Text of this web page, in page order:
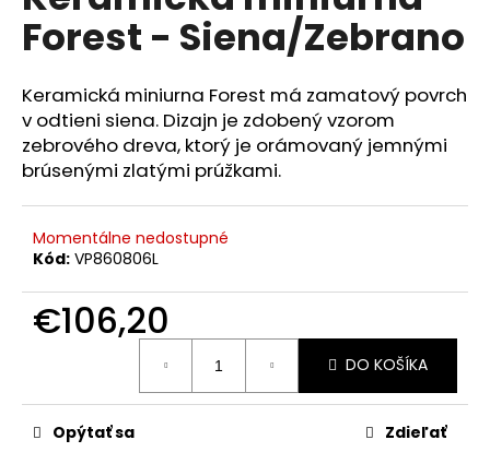
0,0
hviezdičiek.
Forest - Siena/Zebrano
Keramická miniurna Forest má zamatový povrch
v odtieni siena. Dizajn je zdobený vzorom
zebrového dreva, ktorý je orámovaný jemnými
brúsenými zlatými prúžkami.
Momentálne nedostupné
Kód: VP860806L
€106,20
DO KOŠÍKA
Opýtať sa Zdieľať
á
j
s
ť
?
HĽADAŤ
p
o